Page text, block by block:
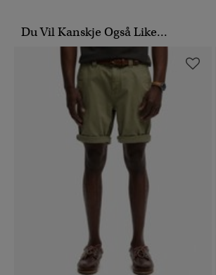
Du Vil Kanskje Også Like...